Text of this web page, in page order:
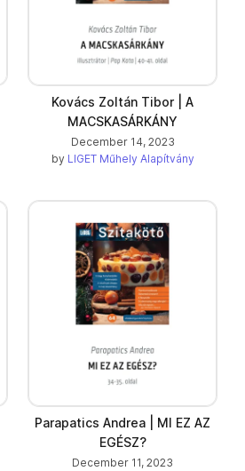
Kovács Zoltán Tibor | A
MACSKASÁRKÁNY
December 14, 2023
by LIGET Műhely Alapítvány
Parapatics Andrea | MI EZ AZ
EGÉSZ?
December 11, 2023